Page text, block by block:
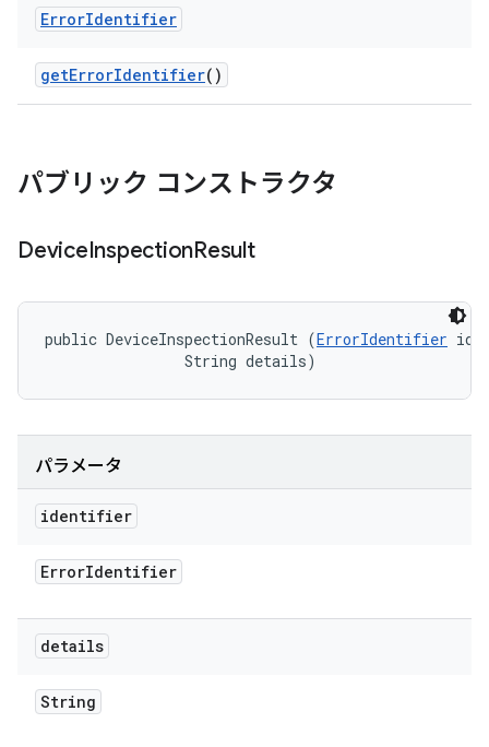
ErrorIdentifier
getErrorIdentifier()
パブリック コンストラクタ
DeviceInspectionResult
public DeviceInspectionResult (ErrorIdentifier
                String details)
パラメータ
identifier
ErrorIdentifier
details
String